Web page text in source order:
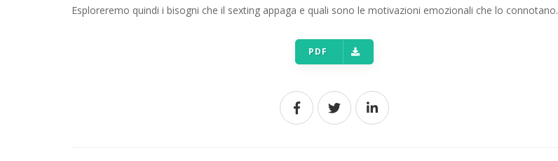
Esploreremo quindi i bisogni che il sexting appaga e quali sono le motivazioni emozionali che lo connotano.
PDF